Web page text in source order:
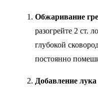
Обжаривание
разогрейте 2 ст.
глубокой
постоянно
Добавление лука